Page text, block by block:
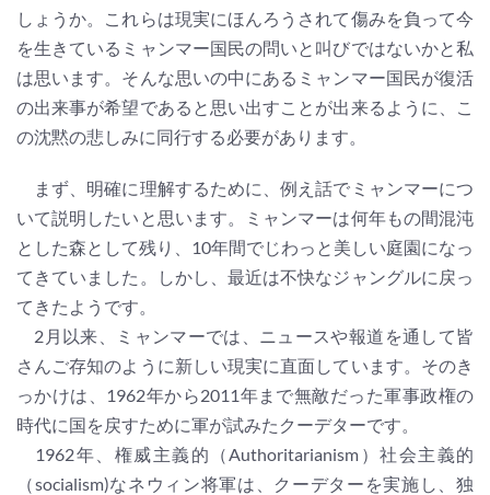
しょうか。これらは現実にほんろうされて傷みを負って今
を生きているミャンマー国民の問いと叫びではないかと私
は思います。そんな思いの中にあるミャンマー国民が復活
の出来事が希望であると思い出すことが出来るように、こ
の沈黙の悲しみに同行する必要があります。
まず、明確に理解するために、例え話でミャンマーにつ
いて説明したいと思います。ミャンマーは何年もの間混沌
とした森として残り、10年間でじわっと美しい庭園になっ
てきていました。しかし、最近は不快なジャングルに戻っ
てきたようです。
2月以来、ミャンマーでは、ニュースや報道を通して皆
さんご存知のように新しい現実に直面しています。そのき
っかけは、1962年から2011年まで無敵だった軍事政権の
時代に国を戻すために軍が試みたクーデターです。
1962年、権威主義的（Authoritarianism）社会主義的
（socialism)なネウィン将軍は、クーデターを実施し、独